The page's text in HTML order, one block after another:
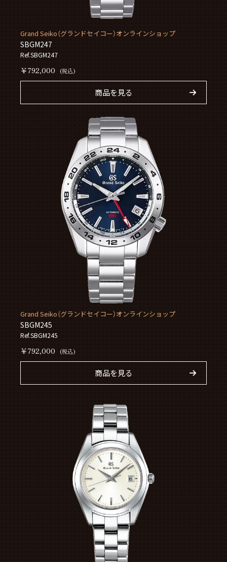
Grand Seiko（グランドセイコー）オンラインショップ
SBGM247
Ref.SBGM247
￥792,000 (税込)
商品を見る
Grand Seiko（グランドセイコー）オンラインショップ
SBGM245
Ref.SBGM245
￥792,000 (税込)
商品を見る